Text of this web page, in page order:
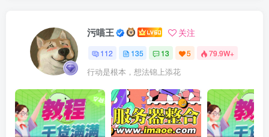
污喵王 关注
112 135 13 5 79.9W+
行动是根本，想法锦上添花